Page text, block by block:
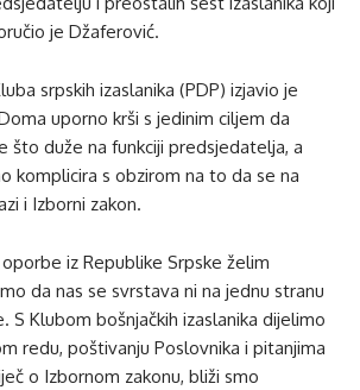
je Džaferović.
srpskih izaslanika (PDP) izjavio je
uporno krši s jedinim ciljem da
što duže na funkciji predsjedatelja, a
komplicira s obzirom na to da se na
i Izborni zakon.
iz Republike Srpske želim
da nas se svrstava ni na jednu stranu
S Klubom bošnjačkih izaslanika dijelimo
redu, poštivanju Poslovnika i pitanjima
o Izbornom zakonu, bliži smo